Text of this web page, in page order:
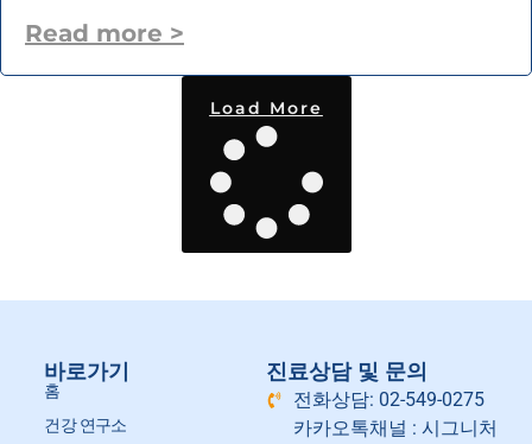
Read more >
Load More
바로가기
홈
건강 연구소
진료상담 및 문의
전화상담: 02-549-0275
카카오톡채널 : 시그니처